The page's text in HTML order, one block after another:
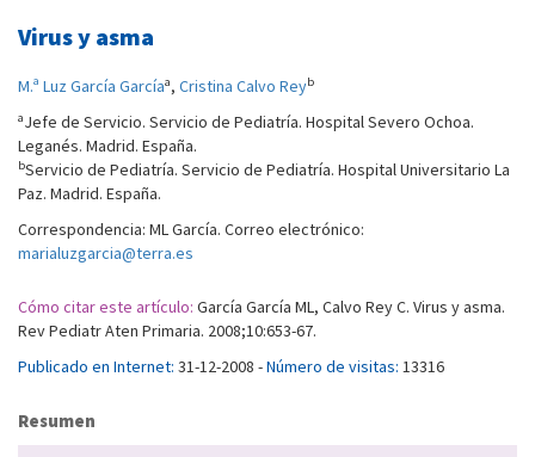
Virus y asma
M.ª Luz García Garcíaa, Cristina Calvo Reyb
aJefe de Servicio. Servicio de Pediatría. Hospital Severo Ochoa.
Leganés. Madrid. España.
bServicio de Pediatría. Servicio de Pediatría. Hospital Universitario La
Paz. Madrid. España.
Correspondencia: ML García. Correo electrónico:
marialuzgarcia@terra.es
Cómo citar este artículo: García García ML, Calvo Rey C. Virus y asma.
Rev Pediatr Aten Primaria. 2008;10:653-67.
Publicado en Internet: 31-12-2008 -Número de visitas: 13316
Resumen